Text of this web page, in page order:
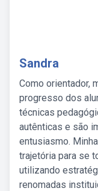
Sandra
Como orientador,
progresso dos
técnicas
autênticas e são
entusiasmo.
trajetória para se
utilizando
renomadas